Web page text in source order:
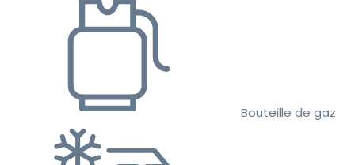
Bouteille de gaz